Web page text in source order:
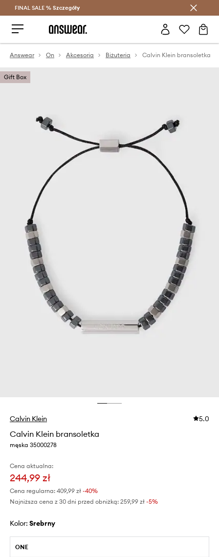
Oszczędzaj z Answear Club >
FINAL SALE % Szczegóły
Answear On Akcesoria Biżuteria Calvin Klein bransoletka
Gift Box
Calvin Klein 5.0
Calvin Klein bransoletka
męska 35000278
Cena aktualna:
244,99 zł
Cena regularna: 409,99 zł -40%
Najniższa cena z 30 dni przed obniżką: 259,99 zł -5%
Kolor: srebrny
ONE